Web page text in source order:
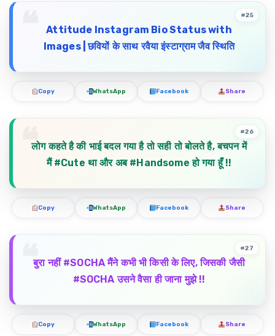
Attitude Instagram Bio Status with
Images |छवियों के साथ रवैया इंस्टाग्राम जैव स्थिति
#25
Copy WhatsApp Facebook Share
लोग कहते है की भाई बदल गया है तो सही तो बोलते है, बचपन में
मैं #Cute था और अब #Handsome हो गया हूँ !!
#26
Copy WhatsApp Facebook Share
बुरा नहीं #SOCHA मैंने कभी भी किसी के लिए, जिसकी जैसी
#SOCHA उसने वैसा ही जाना मुझे !!
#27
Copy WhatsApp Facebook Share